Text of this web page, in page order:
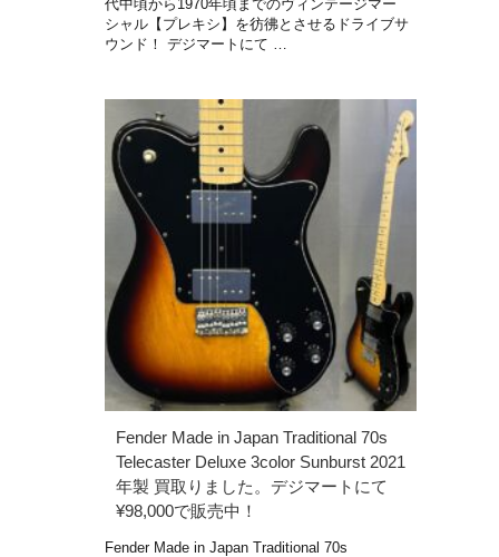
代中頃から1970年頃までのヴィンテージマー
シャル【プレキシ】を彷彿とさせるドライブサ
ウンド！ デジマートにて …
Fender Made in Japan Traditional 70s
Telecaster Deluxe 3color Sunburst 2021
年製 買取りました。デジマートにて
¥98,000で販売中！
Fender Made in Japan Traditional 70s